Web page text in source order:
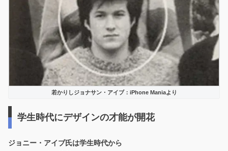
若かりしジョナサン・アイブ：iPhone Maniaより
学生時代にデザインの才能が開花
ジョニー・アイブ氏は学生時代から